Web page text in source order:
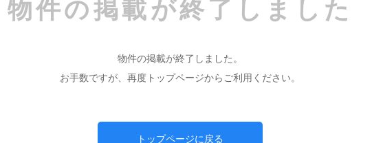
物件の掲載が終了しました
物件の掲載が終了しました。
お手数ですが、再度トップページからご利用ください。
トップページに戻る